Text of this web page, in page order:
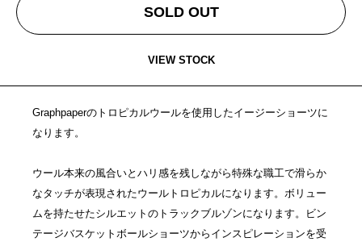
SOLD OUT
VIEW STOCK
Graphpaperのトロピカルウールを使用したイージーショーツに
なります。
ウール本来の風合いとハリ感を残しながら特殊な職工で滑らか
なタッチが表現されたウールトロピカルになります。ボリュー
ムを持たせたシルエットのトラックブルゾンになります。ビン
テージバスケットボールショーツからインスピレーションを受